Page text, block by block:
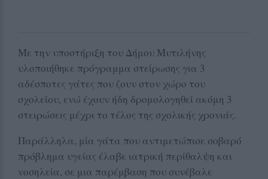
Με την υποστήριξη του Δήμου Μυτιλήνης
υλοποιήθηκε πρόγραμμα στείρωσης για 3
αδέσποτες γάτες που ζουν στον χώρο του
σχολείου, ενώ έχουν ήδη δρομολογηθεί ακόμη 3
στειρώσεις μέχρι το τέλος της σχολικής χρονιάς.
Παράλληλα, μία γάτα που αντιμετώπισε σοβαρό
πρόβλημα υγείας έλαβε ιατρική περίθαλψη και
νοσηλεία, σε μια παρέμβαση που συνέβαλε